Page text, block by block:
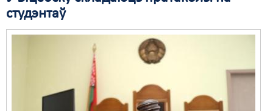
студэнтаў
Грамадзянскія ініцыятывы
Затрыманьні
RSS